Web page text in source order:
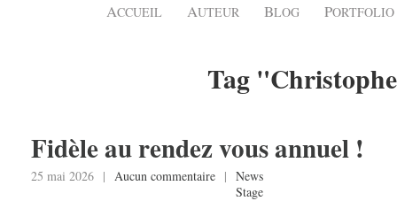
ACCUEIL AUTEUR BLOG PORTFOLIO
Tag
Fidèle au rendez vous annuel !
25 mai 2026 | Aucun commentaire | News
Stage